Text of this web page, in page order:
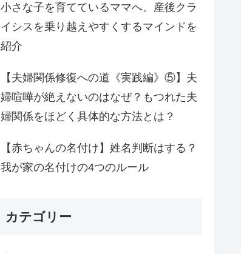
小さな子を育てているママへ。産後クラ
イシスを乗り越えやすくするマインドを
紹介
【夫婦関係修復への道《実践編》⑤】夫
婦喧嘩が絶えないのはなぜ？もつれた夫
婦関係をほどく具体的な方法とは？
【赤ちゃんの名付け】姓名判断はする？
我が家の名付けの4つのルール
カテゴリー